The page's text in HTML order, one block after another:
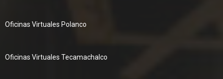
Oficinas Virtuales Polanco
Oficinas Virtuales Tecamachalco